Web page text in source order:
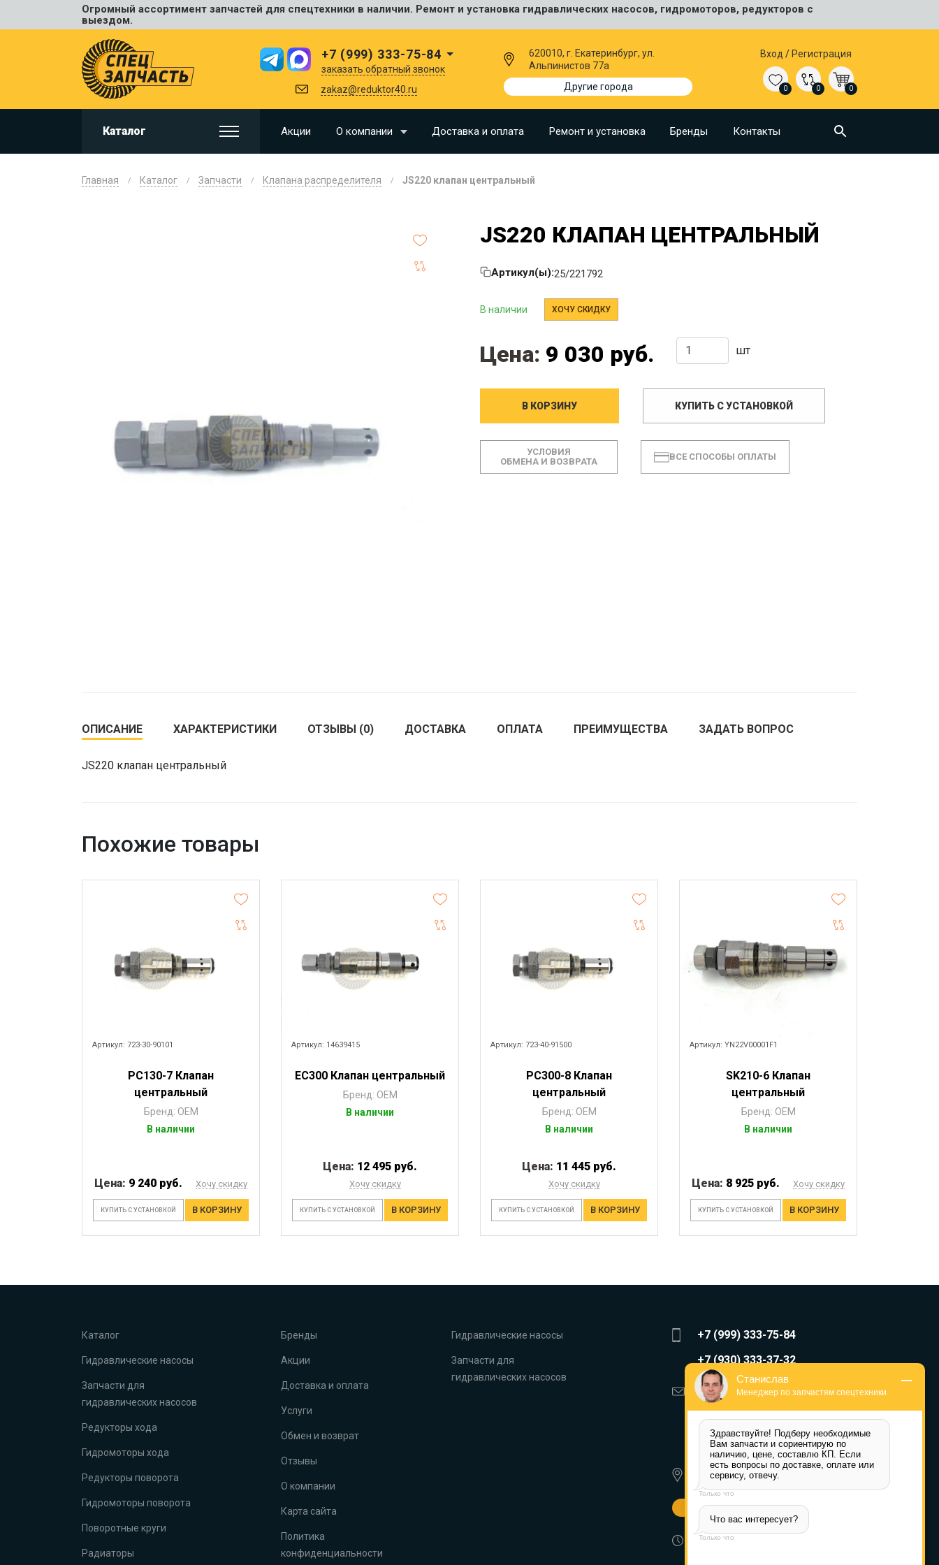
Огромный ассортимент запчастей для спецтехники в наличии. Ремонт и установка гидравлических насосов, гидромоторов, редукторов с
выездом.
+7 (999) 333-75-84
заказать обратный звонок
zakaz@reduktor40.ru
620010, г. Екатеринбург, ул.
Альпинистов 77а
Другие города
Вход / Регистрация
0 0 0
Каталог Акции О компании Доставка и оплата Ремонт и установка Бренды Контакты
Универсальные
HITACHI
HYUNDAI
VOLVO
CAT
CASE
Главная Каталог Запчасти Клапана распределителя JS220 клапан центральный
JS220 КЛАПАН ЦЕНТРАЛЬНЫЙ
Артикул(ы):25/221792
В наличии ХОЧУ СКИДКУ
Цена: 9 030 руб. шт
В КОРЗИНУ КУПИТЬ С УСТАНОВКОЙ
УСЛОВИЯ
ОБМЕНА И ВОЗВРАТА
ВСЕ СПОСОБЫ ОПЛАТЫ
ОПИСАНИЕ ХАРАКТЕРИСТИКИ ОТЗЫВЫ (0) ДОСТАВКА ОПЛАТА ПРЕИМУЩЕСТВА ЗАДАТЬ ВОПРОС
JS220 клапан центральный
Похожие товары
Артикул: 723-30-90101
PC130-7 Клапан
центральный
Бренд: OEM
В наличии
Цена: 9 240 руб. Хочу скидку
КУПИТЬ С УСТАНОВКОЙ В КОРЗИНУ
Артикул: 14639415
EC300 Клапан центральный
Бренд: OEM
В наличии
Цена: 12 495 руб.
Хочу скидку
КУПИТЬ С УСТАНОВКОЙ В КОРЗИНУ
Артикул: 723-40-91500
PC300-8 Клапан
центральный
Бренд: OEM
В наличии
Цена: 11 445 руб.
Хочу скидку
КУПИТЬ С УСТАНОВКОЙ В КОРЗИНУ
Артикул: YN22V00001F1
SK210-6 Клапан
центральный
Бренд: OEM
В наличии
Цена: 8 925 руб. Хочу скидку
КУПИТЬ С УСТАНОВКОЙ В КОРЗИНУ
Каталог
Гидравлические насосы
Запчасти для
гидравлических насосов
Редукторы хода
Гидромоторы хода
Редукторы поворота
Гидромоторы поворота
Поворотные круги
Радиаторы
Бренды
Акции
Доставка и оплата
Услуги
Обмен и возврат
Отзывы
О компании
Карта сайта
Политика
конфиденциальности
Гидравлические насосы
Запчасти для
гидравлических насосов
+7 (999) 333-75-84
+7 (930) 333-37-32
zakaz@reduktor40.ru
reductor-40@mail.ru
reduktora40@mail.ru
620010, г. Екатеринбург, ул.
Альпинистов 77а
Другие города
Пн-Пт: 8:30-17:30 (МСК) Сб-Вс:
Станислав
Менеджер по запчастям спецтехники
Здравствуйте! Подберу необходимые
Вам запчасти и сориентирую по
наличию, цене, составлю КП. Если
есть вопросы по доставке, оплате или
сервису, отвечу.
Только что
Что вас интересует?
Только что